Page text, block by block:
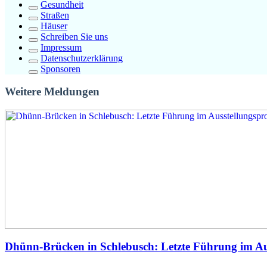
Gesundheit
Straßen
Häuser
Schreiben Sie uns
Impressum
Datenschutzerklärung
Sponsoren
Weitere Meldungen
Dhünn-Brücken in Schlebusch: Letzte Führung im